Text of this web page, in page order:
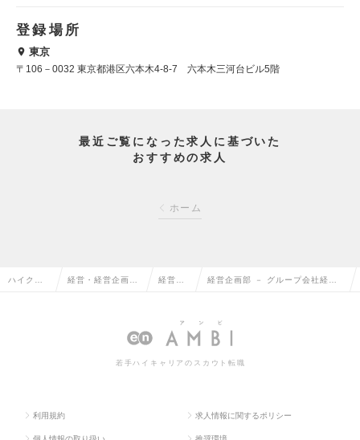
登録場所
東京
〒106－0032 東京都港区六本木4-8-7 六本木三河台ビル5階
最近ご覧になった求人に基づいた
おすすめの求人
ホーム
ハイクラ 経営・経営企画・ 経営企 経営企画部 － グループ会社経営
若手ハイキャリアのスカウト転職
利用規約 求人情報に関するポリシー